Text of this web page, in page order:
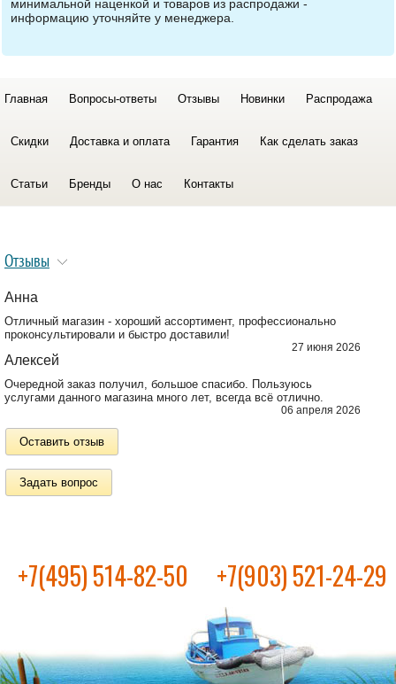
минимальной наценкой и товаров из распродажи -
информацию уточняйте у менеджера.
Главная Вопросы-ответы Отзывы Новинки Распродажа
Скидки Доставка и оплата Гарантия Как сделать заказ
Статьи Бренды О нас Контакты
Отзывы
Анна
Отличный магазин - хороший ассортимент, профессионально
проконсультировали и быстро доставили!
27 июня 2026
Алексей
Очередной заказ получил, большое спасибо. Пользуюсь
услугами данного магазина много лет, всегда всё отлично.
06 апреля 2026
Оставить отзыв
Задать вопрос
+7(495) 514-82-50 +7(903) 521-24-29